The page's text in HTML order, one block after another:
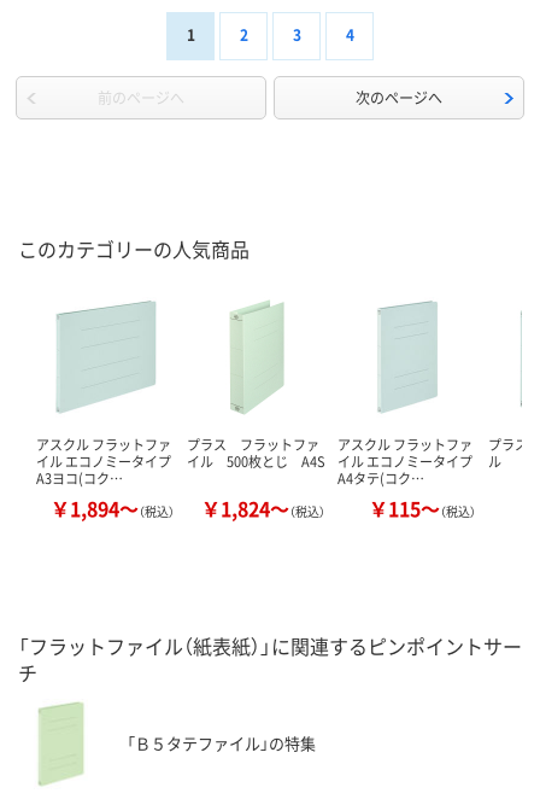
1 2 3 4
前のページへ 次のページへ
このカテゴリーの人気商品
アスクル フラットファ
イル エコノミータイプ
A3ヨコ(コク…
￥1,894～（税込）
プラス フラットファ
イル 500枚とじ A4S
￥1,824～（税込）
アスクル フラットファ
イル エコノミータイプ
A4タテ(コク…
￥115～（税込）
プラス
ル
「フラットファイル（紙表紙）」に関連するピンポイントサー
チ
「Ｂ５タテファイル」の特集